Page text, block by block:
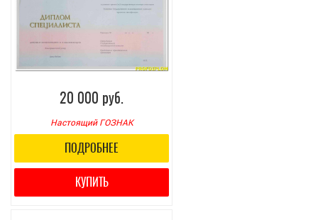
20 000 руб.
Настоящий ГОЗНАК
ПОДРОБНЕЕ
КУПИТЬ